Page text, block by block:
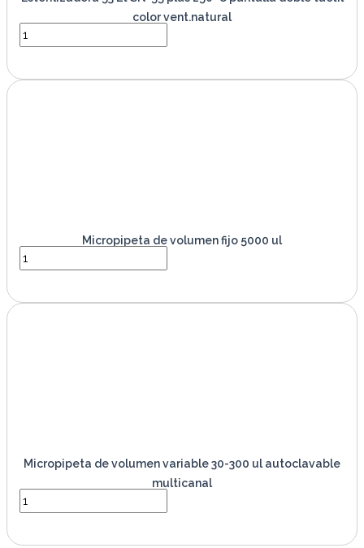
color vent.natural
Micropipeta de volumen fijo 5000 ul
Micropipeta de volumen variable 30-300 ul autoclavable
multicanal